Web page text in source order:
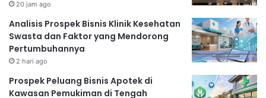
20 jam ago
Analisis Prospek Bisnis Klinik Kesehatan
Swasta dan Faktor yang Mendorong
Pertumbuhannya
2 hari ago
Prospek Peluang Bisnis Apotek di
Kawasan Pemukiman di Tengah